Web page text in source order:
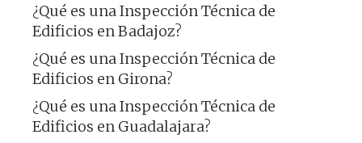
¿Qué es una Inspección Técnica de
Edificios en Badajoz?
¿Qué es una Inspección Técnica de
Edificios en Girona?
¿Qué es una Inspección Técnica de
Edificios en Guadalajara?